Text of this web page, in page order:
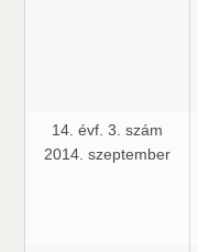
14. évf. 3. szám
2014. szeptember